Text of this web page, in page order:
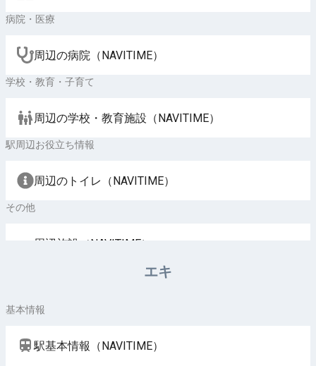
病院・医療
周辺の病院（NAVITIME）
学校・教育・子育て
周辺の学校・教育施設（NAVITIME）
駅周辺お役立ち情報
周辺のトイレ（NAVITIME）
その他
周辺施設（NAVITIME）
エキ
基本情報
駅基本情報（NAVITIME）